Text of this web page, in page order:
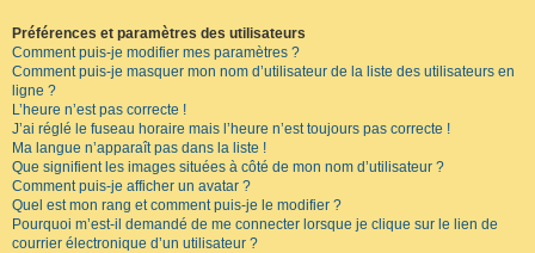
Préférences et paramètres des utilisateurs
Comment puis-je modifier mes paramètres ?
Comment puis-je masquer mon nom d’utilisateur de la liste des utilisateurs en
ligne ?
L’heure n’est pas correcte !
J’ai réglé le fuseau horaire mais l’heure n’est toujours pas correcte !
Ma langue n’apparaît pas dans la liste !
Que signifient les images situées à côté de mon nom d’utilisateur ?
Comment puis-je afficher un avatar ?
Quel est mon rang et comment puis-je le modifier ?
Pourquoi m’est-il demandé de me connecter lorsque je clique sur le lien de
courrier électronique d’un utilisateur ?